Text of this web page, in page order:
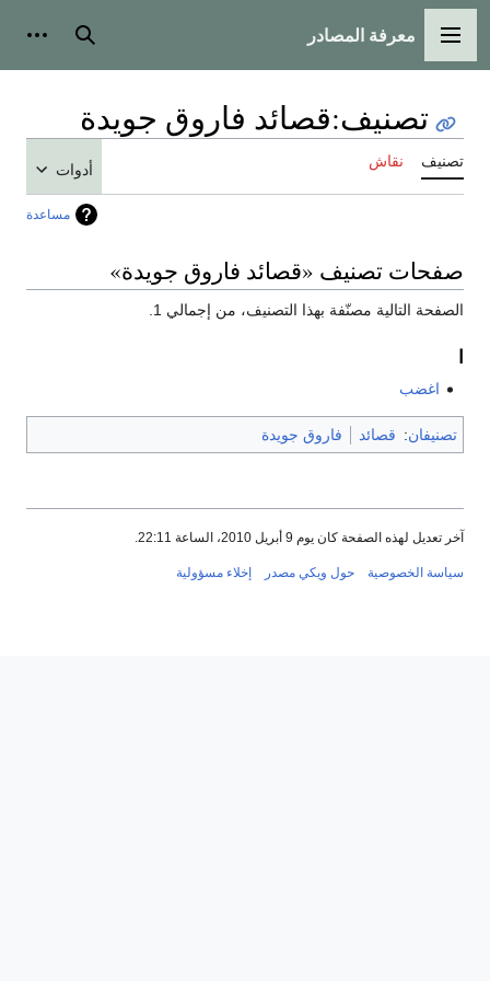
القائمة الرئيسية
معرفة المصادر بحث
تصنيف:قصائد فاروق جويدة
تصنيف نقاش أدوات
مساعدة
صفحات تصنيف «قصائد فاروق جويدة»
الصفحة التالية مصنّفة بهذا التصنيف، من إجمالي 1.
اغضب
تصنيفان: قصائد فاروق جويدة
آخر تعديل لهذه الصفحة كان يوم 9 أبريل 2010، الساعة 22:11.
سياسة الخصوصية حول ويكي مصدر إخلاء مسؤولية